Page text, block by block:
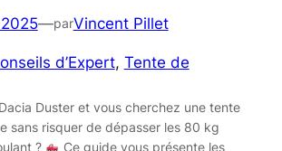
—parVincent Pillet
d’Expert, Tente de
Duster et vous cherchez une tente
sans risquer de dépasser les 80 kg
?
Ce guide vous présente les